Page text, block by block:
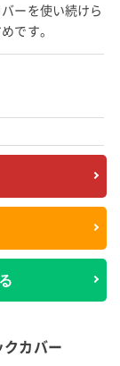
ーを使い続けら
です。
カバー